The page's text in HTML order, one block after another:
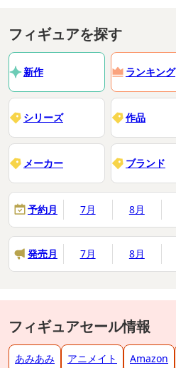
フィギュアを探す
新作 ランキング
シリーズ 作品
メーカー ブランド
予約月 7月 8月
発売月 7月 8月
フィギュアセール情報
あみあみ アニメイト Amazon